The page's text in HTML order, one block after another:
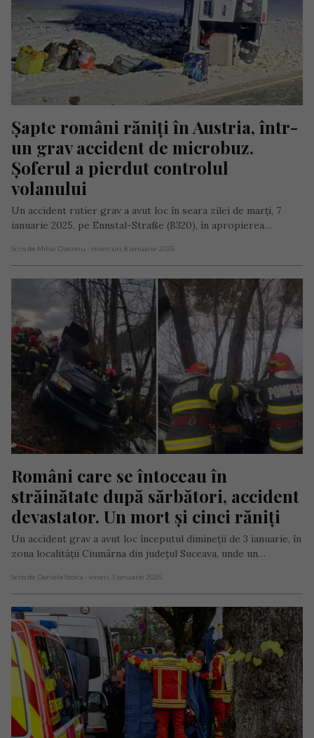
Șapte români răniți în Austria, într-
un grav accident de microbuz.
Șoferul a pierdut controlul
volanului
Un accident rutier grav a avut loc în seara zilei de marți, 7
ianuarie 2025, pe Ennstal-Straße (B320), în apropierea…
Scris de Mihai Diaconu - miercuri, 8 ianuarie 2025
Români care se întoceau în
străinătate după sărbători, accident
devastator. Un mort și cinci răniți
Un accident grav a avut loc începutul dimineţii de 3 ianuarie, în
zona localității Ciumârna din judeţul Suceava, unde un…
Scris de Daniela Stoica - vineri, 3 ianuarie 2025